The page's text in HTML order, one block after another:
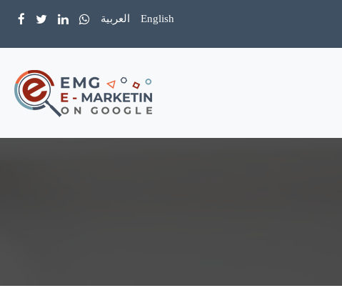
العربية English